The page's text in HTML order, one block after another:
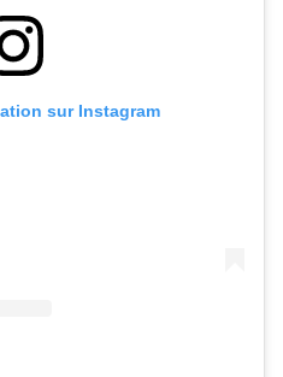
sur Instagram